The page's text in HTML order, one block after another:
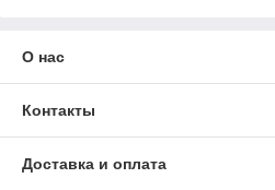
О нас
Контакты
Доставка и оплата